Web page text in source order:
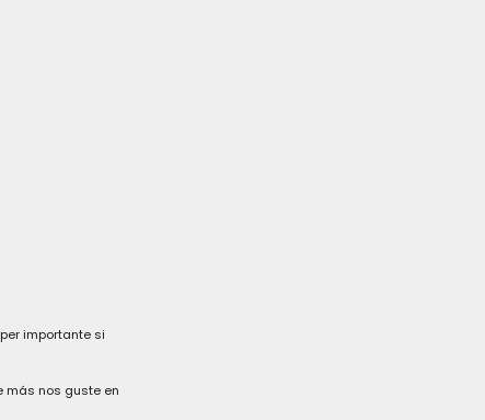
importante si
más nos guste en